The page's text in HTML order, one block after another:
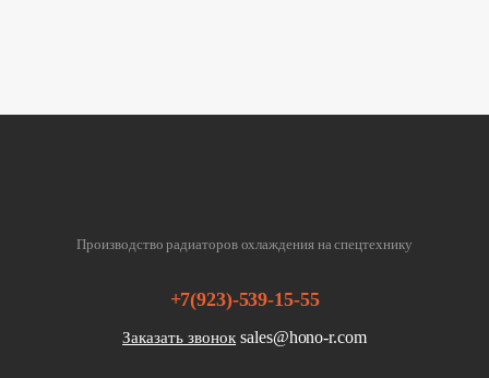
Производство радиаторов охлаждения на спецтехнику
+7(923)-539-15-55
Заказать звонок sales@hono-r.com